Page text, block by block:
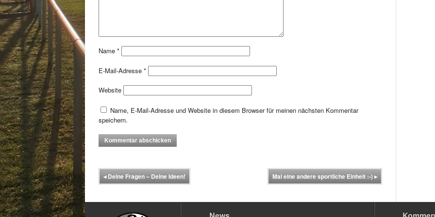
Name *
E-Mail-Adresse *
Website
Name, E-Mail-Adresse und Website in diesem Browser für meinen nächsten Kommentar
speichern.
◂Deine Fragen – Deine Ideen! Mal eine andere sportliche Einheit :-)▸